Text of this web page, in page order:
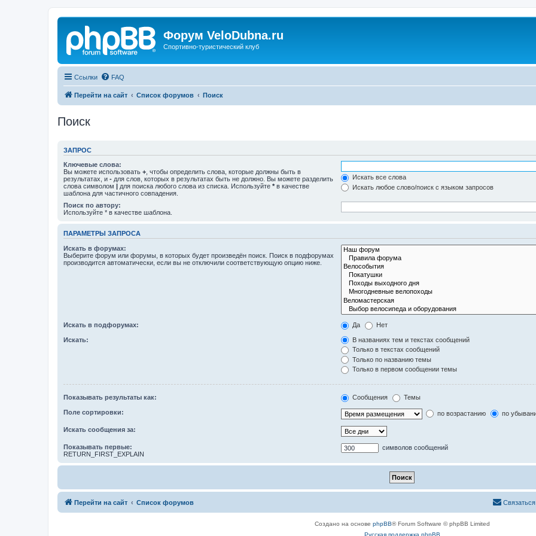
Форум VeloDubna.ru
Спортивно-туристический клуб
Ссылки FAQ
Перейти на сайт Список форумов Поиск
Поиск
ЗАПРОС
Ключевые слова:
Вы можете использовать + , чтобы определить слова, которые должны быть в
результатах, и - для слов, которых в результатах быть не должно. Вы можете разделить
слова символом | для поиска любого слова из списка. Используйте * в качестве
шаблона для частичного совпадения.
Искать все слова
Искать любое слово/поиск с языком запросов
Поиск по автору:
Используйте * в качестве шаблона.
ПАРАМЕТРЫ ЗАПРОСА
Искать в форумах:
Выберите форум или форумы, в которых будет произведён поиск. Поиск в подфорумах
производится автоматически, если вы не отключили соответствующую опцию ниже.
Искать в подфорумах: Да Нет
Искать:
В названиях тем и текстах сообщений
Только в текстах сообщений
Только по названию темы
Только в первом сообщении темы
Показывать результаты как: Сообщения Темы
Поле сортировки: по возрастанию по
Искать сообщения за:
Показывать первые:
RETURN_FIRST_EXPLAIN
символов сообщений
Перейти на сайт Список форумов
Создано на основе phpBB® Forum Software © phpBB Limited
Русская поддержка phpBB